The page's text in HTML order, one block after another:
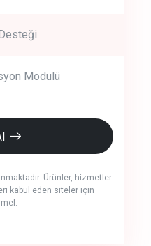
Modülü
Ürünler, hizmetler
kabul eden siteler için